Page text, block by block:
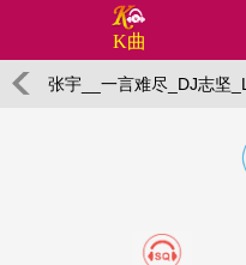
K曲
张宇__一言难尽_DJ志坚